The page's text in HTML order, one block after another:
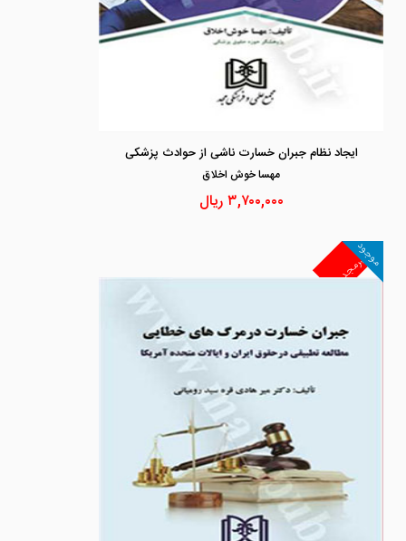
ایجاد نظام جبران خسارت ناشی از حوادث پزشکی
مهسا خوش اخلاق
۳,۷۰۰,۰۰۰ریال
غیرمجد
موجود